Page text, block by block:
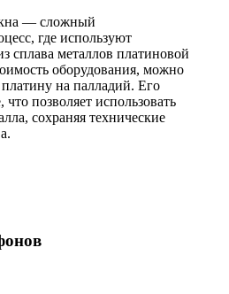
— сложный
где используют
сплава металлов платиновой
оборудования, можно
платину на палладий. Его
позволяет использовать
сохраняя технические